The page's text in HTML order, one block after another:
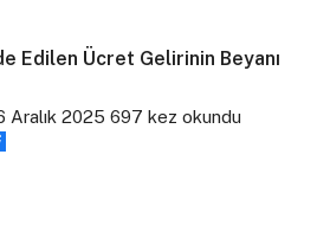
Edilen Ücret Gelirinin Beyanı
Aralık 2025 697 kez okundu